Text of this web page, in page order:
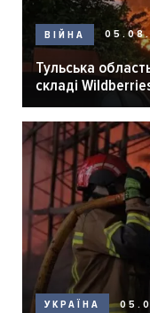
ВІЙНА
Тульська
складі
УКРАЇНА